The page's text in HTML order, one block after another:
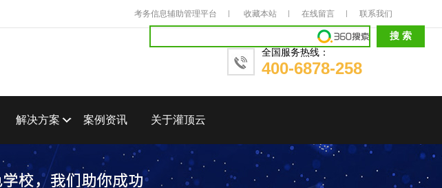
考务信息辅助管理平台 收藏本站 在线留言 联系我们
全国服务热线：
400-6878-258
解决方案 案例资讯 关于灌顶云